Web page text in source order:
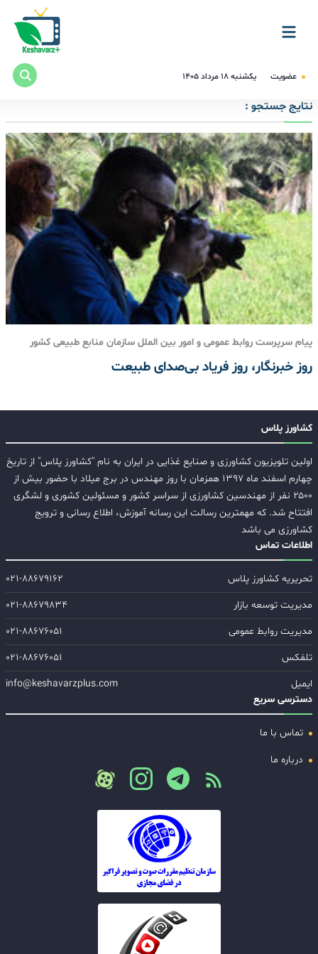
عضویت یکشنبه ۱۸ مرداد ۱۴۰۵
نتایج جستجو :
پیام سرپرست روابط عمومی و امور بین الملل سازمان منابع طبیعی کشور
روز خبرنگار، روز فریاد بی‌صدای طبیعت
کشاورز پلاس
اولین تلویزیون کشاورزی و صنایع غذایی در ایران به نام "کشاورز پلاس" از تاریخ
چهارم اسفند ماه ۱۳۹۷ همزمان با روز مهندس در برج میلاد با حضور بیش از
۲۵۰۰ نفر از مهندسین کشاورزی از سراسر کشور و مسئولین کشوری و لشگری
افتتاح شد. که مهمترین رسالت این رسانه آموزش، اطلاع رسانی و ترویج
کشاورزی می باشد
اطلاعات تماس
تحریریه کشاورز پلاس
۰۲۱-۸۸۶۷۹۱۶۲
مدیریت توسعه بازار
۰۲۱-۸۸۶۷۹۸۳۴
مدیریت روابط عمومی
۰۲۱-۸۸۶۷۶۰۵۱
تلفکس
۰۲۱-۸۸۶۷۶۰۵۱
ایمیل
info@keshavarzplus.com
دسترسی سریع
تماس با ما
درباره ما